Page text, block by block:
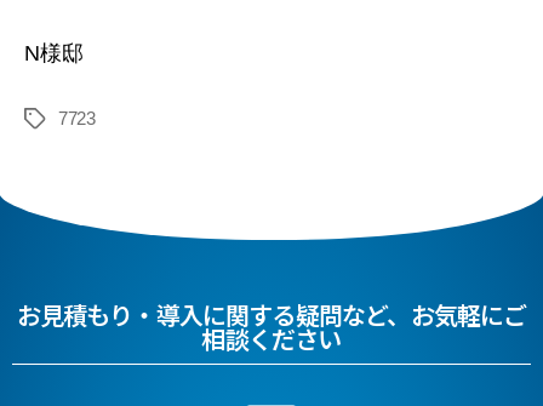
N様邸
7723
お見積もり・導入に関する疑問など、お気軽にご
相談ください